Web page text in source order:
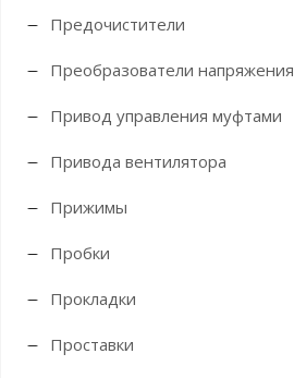
Предочистители
Преобразователи напряжения
Привод управления муфтами
Привода вентилятора
Прижимы
Пробки
Прокладки
Проставки